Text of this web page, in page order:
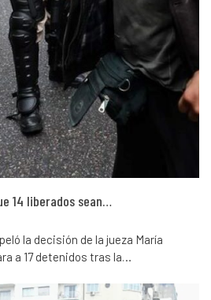
14 liberados sean…
la decisión de la jueza María
a 17 detenidos tras la…